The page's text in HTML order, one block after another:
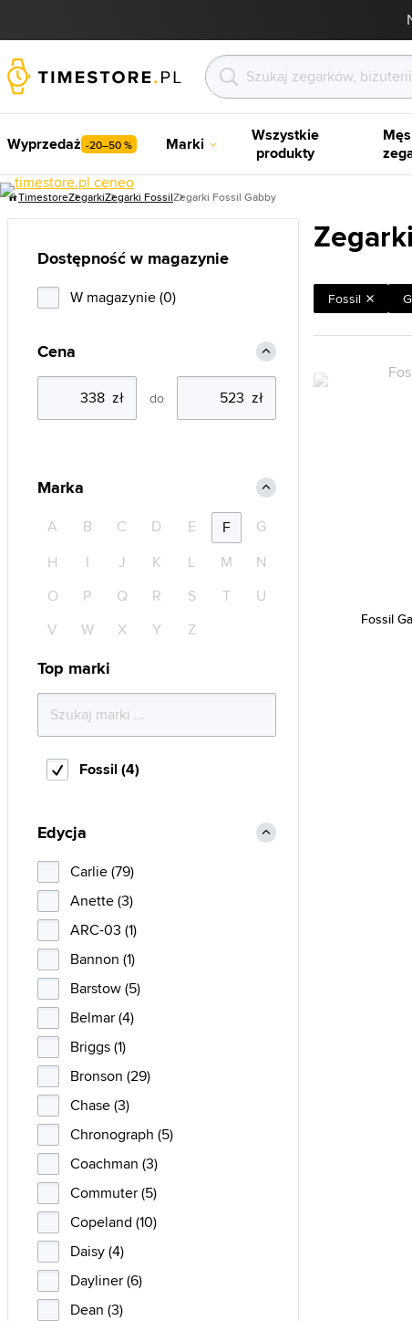
Wyprzedaż -20–50 % Marki
Wszystkie
produkty
TimestoreZegarkiZegarki FossilZegarki Fossil Gabby
Fossil
Fossil
Dostępność w magazynie
W magazynie (0)
Cena
do
Marka
A B C D E F
G
H
I J K L M
N
O
P Q R S T
U
V
W X Y Z
Top marki
Fossil (4)
Edycja
Carlie (79)
Anette (3)
ARC-03 (1)
Bannon (1)
Barstow (5)
Belmar (4)
Briggs (1)
Bronson (29)
Chase (3)
Chronograph (5)
Coachman (3)
Commuter (5)
Copeland (10)
Daisy (4)
Dayliner (6)
Dean (3)